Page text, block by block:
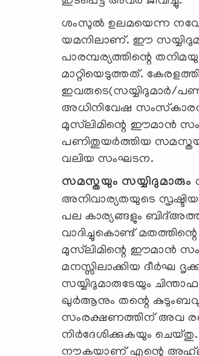
ശംസുല്‍ ഉലമയെന്ന
യമനിലാണ്. ഈ
പാരമ്പര്യത്തിന്റെ
മാറ്റിയെടുത്തത്.
ഇവരുടെ(സയ്യിദുമാര്‍/
അധിനിവേഷ
മുസ്‌ലിമിന്റെ ഈമാന്‍
പണിതുയര്‍ത്തിയ
വലിയ സംഘടന.
സമസ്തയും സയ്യിദുമാരും
അനിവാര്യതയുടെ
പല കാര്യങ്ങളും
വാദിച്ചുകൊണ്ട്
മുസ്‌ലിമിന്റെ ഈമാന്‍
മനസ്സിലാക്കിയ ദീര്‍ഘ
സയ്യിദുമാരുടേയും
ഖുര്‍ആനും തന്റെ
സംരക്ഷണത്തിന് അവ
നിര്‍ദേശിക്കുകയും
നൗകയാണ് എന്റെ